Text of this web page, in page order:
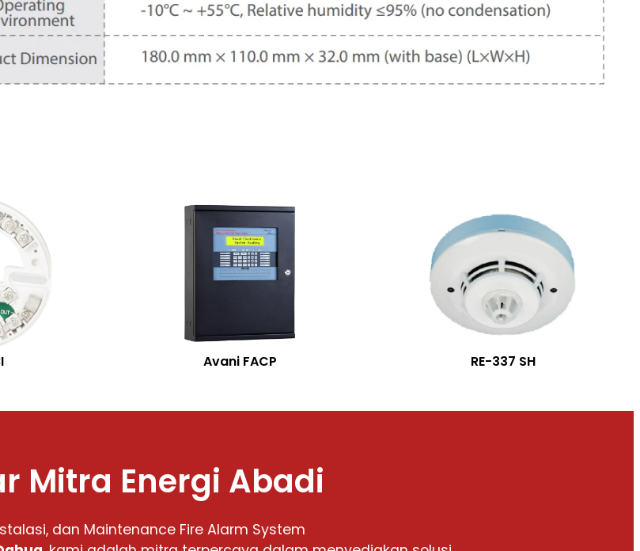
Avani FACP RE-337 SH
Mitra Energi Abadi
dan Maintenance Fire Alarm System